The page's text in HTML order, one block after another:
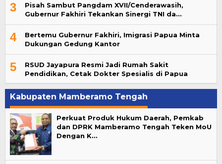
3
Pisah Sambut Pangdam XVII/Cenderawasih,
Gubernur Fakhiri Tekankan Sinergi TNI da…
4
Bertemu Gubernur Fakhiri, Imigrasi Papua Minta
Dukungan Gedung Kantor
5
RSUD Jayapura Resmi Jadi Rumah Sakit
Pendidikan, Cetak Dokter Spesialis di Papua
Kabupaten Mamberamo Tengah
Perkuat Produk Hukum Daerah, Pemkab
dan DPRK Mamberamo Tengah Teken MoU
Dengan K…